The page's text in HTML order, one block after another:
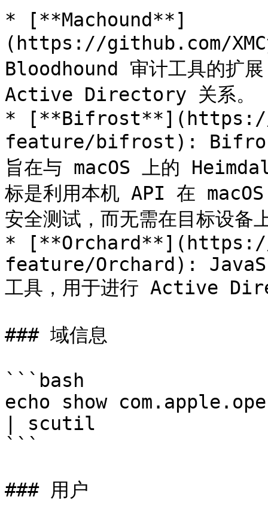
* [**Machound**]
(https://github.com/
Bloodhound 审计工具的扩展
Active Directory 关系。
*
feature/bifrost): Bifrost
旨在与 macOS 上的
标是利用本机 API 在
安全测试，而无需在目标设备
*
feature/Orchard):
工具，用于进行 Active
### 域信息
```bash
echo show
| scutil
```
### 用户